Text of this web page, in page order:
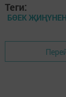
Теги:
БӨЕК